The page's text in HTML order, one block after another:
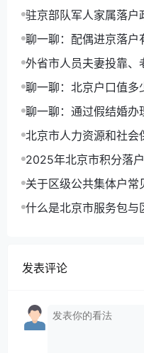
速落户
驻京部队军人家属落户
详解
聊一聊：配偶进京落户
理北京户口
外省市人员夫妻投靠、
进京入非农业户口
聊一聊：北京户口值多
口路径
聊一聊：通过假结婚办
北京市人力资源和社
积分落户申报工作的通
2025年北京市积分落
可以拿到北京户口
关于区级公共集体户常
为例）
什么是北京市服务包与
发表评论